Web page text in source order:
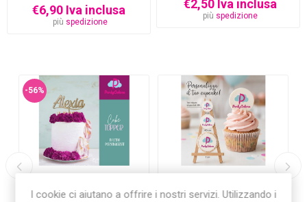
€6,90 Iva inclusa
più spedizione
€2,50 Iva inclusa
più spedizione
-56%
legno da Personalizzare
con Foto Personalizzata
I cookie ci aiutano a offrire i nostri servizi. Utilizzando i